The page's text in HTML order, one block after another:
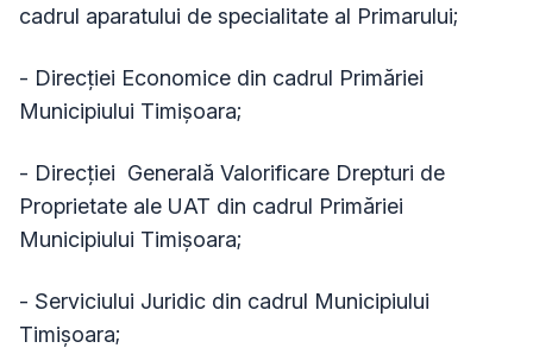
cadrul aparatului de specialitate al Primarului;
- Direcției Economice din cadrul Primăriei
Municipiului Timișoara;
- Direcției Generală Valorificare Drepturi de
Proprietate ale UAT din cadrul Primăriei
Municipiului Timişoara;
- Serviciului Juridic din cadrul Municipiului
Timișoara;